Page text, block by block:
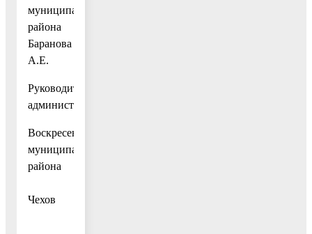
муниципального
района
Баранова
А.Е.
Руководитель
администрации
Воскресенского
муниципального
района
Чехов